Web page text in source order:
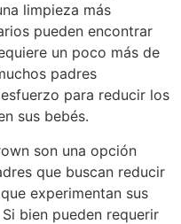
limpieza más
pueden encontrar
un poco más de
padres
para reducir los
sus bebés.
son una opción
que buscan reducir
experimentan sus
bien pueden requerir